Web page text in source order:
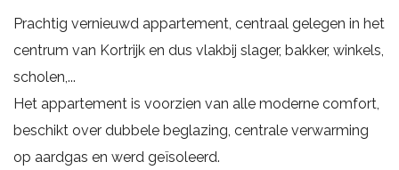
Prachtig vernieuwd appartement, centraal gelegen in het
centrum van Kortrijk en dus vlakbij slager, bakker, winkels,
scholen,...
Het appartement is voorzien van alle moderne comfort,
beschikt over dubbele beglazing, centrale verwarming
op aardgas en werd geïsoleerd.